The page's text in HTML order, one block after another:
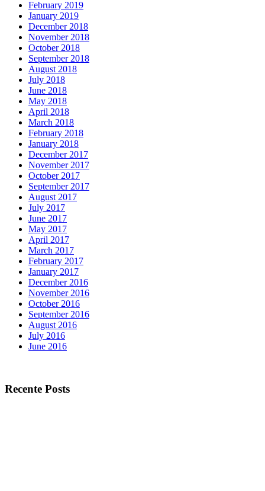
February 2019
January 2019
December 2018
November 2018
October 2018
September 2018
August 2018
July 2018
June 2018
May 2018
April 2018
March 2018
February 2018
January 2018
December 2017
November 2017
October 2017
September 2017
August 2017
July 2017
June 2017
May 2017
April 2017
March 2017
February 2017
January 2017
December 2016
November 2016
October 2016
September 2016
August 2016
July 2016
June 2016
Recente Posts